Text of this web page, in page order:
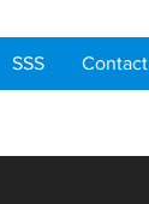
SSS Contact